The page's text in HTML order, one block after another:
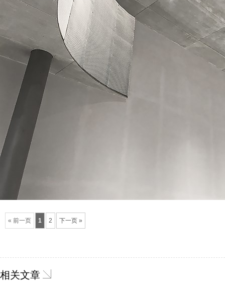
« 前一页 1 2 下一页 »
相关文章